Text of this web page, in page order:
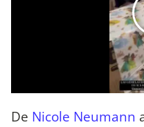
De Nicole Neumann